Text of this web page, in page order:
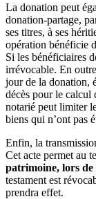
La donation peut
donation-partage,
ses titres, à ses
opération bénéficie
Si les bénéficiaires
irrévocable. En
jour de la donation,
décès pour le calcul
notarié peut limiter
biens qui n’ont pas
Enfin, la
Cet acte permet au
patrimoine, lors de
testament est
prendra effet.